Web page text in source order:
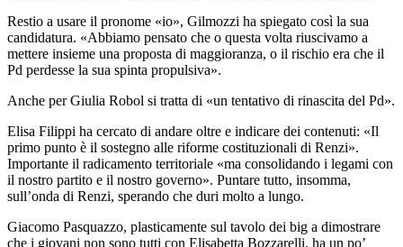
Restio a usare il pronome «io», Gilmozzi ha spiegato così la sua
candidatura. «Abbiamo pensato che o questa volta riuscivamo a
mettere insieme una proposta di maggioranza, o il rischio era che il
Pd perdesse la sua spinta propulsiva».
Anche per Giulia Robol si tratta di «un tentativo di rinascita del Pd».
Elisa Filippi ha cercato di andare oltre e indicare dei contenuti: «Il
primo punto è il sostegno alle riforme costituzionali di Renzi».
Importante il radicamento territoriale «ma consolidando i legami con
il nostro partito e il nostro governo». Puntare tutto, insomma,
sull’onda di Renzi, sperando che duri molto a lungo.
Giacomo Pasquazzo, plasticamente sul tavolo dei big a dimostrare
che i giovani non sono tutti con Elisabetta Bozzarelli, ha un po’